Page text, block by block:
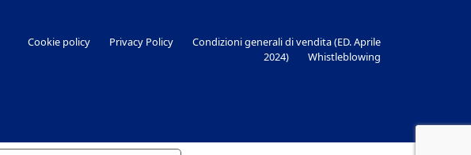
Cookie policy Privacy Policy
Condizioni generali di vendita (ED. Aprile
2024)
Whistleblowing